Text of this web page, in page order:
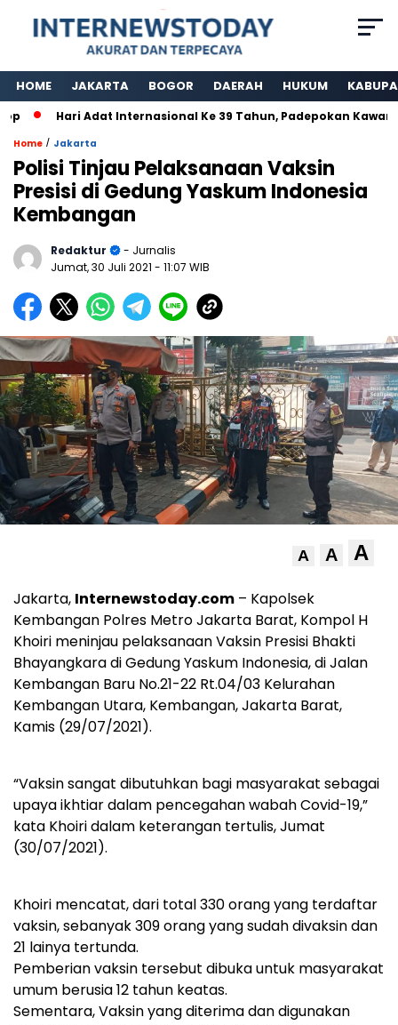
HOME JAKARTA BOGOR DAERAH HUKUM
Hari Adat Internasional Ke 39 Tahun, Padepokan
Home / Jakarta
Polisi Tinjau Pelaksanaan Vaksin
Presisi di Gedung Yaskum Indonesia
Kembangan
Redaktur
- Jurnalis
Jumat, 30 Juli 2021 - 11:07 WIB
A A A
Jakarta, Internewstoday.com – Kapolsek
Kembangan Polres Metro Jakarta Barat, Kompol H
Khoiri meninjau pelaksanaan Vaksin Presisi Bhakti
Bhayangkara di Gedung Yaskum Indonesia, di Jalan
Kembangan Baru No.21-22 Rt.04/03 Kelurahan
Kembangan Utara, Kembangan, Jakarta Barat,
Kamis (29/07/2021).
“Vaksin sangat dibutuhkan bagi masyarakat sebagai
upaya ikhtiar dalam pencegahan wabah Covid-19,”
kata Khoiri dalam keterangan tertulis, Jumat
(30/07/2021).
Khoiri mencatat, dari total 330 orang yang terdaftar
vaksin, sebanyak 309 orang yang sudah divaksin dan
21 lainya tertunda.
Pemberian vaksin tersebut dibuka untuk masyarakat
umum berusia 12 tahun keatas.
Sementara, Vaksin yang diterima dan digunakan